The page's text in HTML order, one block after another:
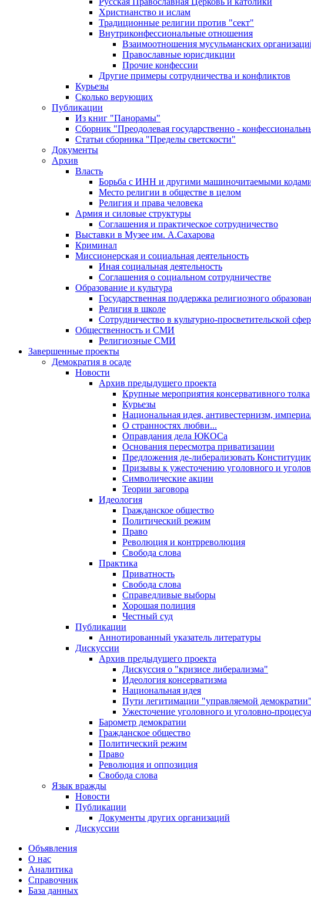
Христианство и ислам
Традиционные религии против "сект"
Внутриконфессиональные отношения
Взаимоотношения мусульманских
Православные юрисдикции
Прочие конфессии
Другие примеры сотрудничества и конфликтов
Курьезы
Сколько верующих
Публикации
Из книг "Панорамы"
Сборник "Преодолевая государственно -
Статьи сборника "Пределы светскости"
Документы
Архив
Власть
Борьба с ИНН и другими машиночитаемыми
Место религии в обществе в целом
Религия и права человека
Армия и силовые структуры
Соглашения и практическое сотрудничество
Выставки в Музее им. А.Сахарова
Криминал
Миссионерская и социальная деятельность
Иная социальная деятельность
Соглашения о социальном сотрудничестве
Образование и культура
Государственная поддержка религиозного
Религия в школе
Сотрудничество в культурно-просветительской
Общественность и СМИ
Религиозные СМИ
Завершенные проекты
Демократия в осаде
Новости
Архив предыдущего проекта
Крупные мероприятия консервативного толка
Курьезы
Национальная идея, антивестернизм,
О странностях любви...
Оправдания дела ЮКОСа
Основания пересмотра приватизации
Предложения де-либерализовать
Призывы к ужесточению уголовного и
Символические акции
Теории заговора
Идеология
Гражданское общество
Политический режим
Право
Революция и контрреволюция
Свобода слова
Практика
Приватность
Свобода слова
Справедливые выборы
Хорошая полиция
Честный суд
Публикации
Аннотированный указатель литературы
Дискуссии
Архив предыдущего проекта
Дискуссия о "кризисе либерализма"
Идеология консерватизма
Национальная идея
Пути легитимации "управляемой демократии"
Ужесточение уголовного и уголовно-
Барометр демократии
Гражданское общество
Политический режим
Право
Революция и оппозиция
Свобода слова
Язык вражды
Новости
Публикации
Документы других организаций
Дискуссии
Объявления
О нас
Аналитика
Справочник
База данных